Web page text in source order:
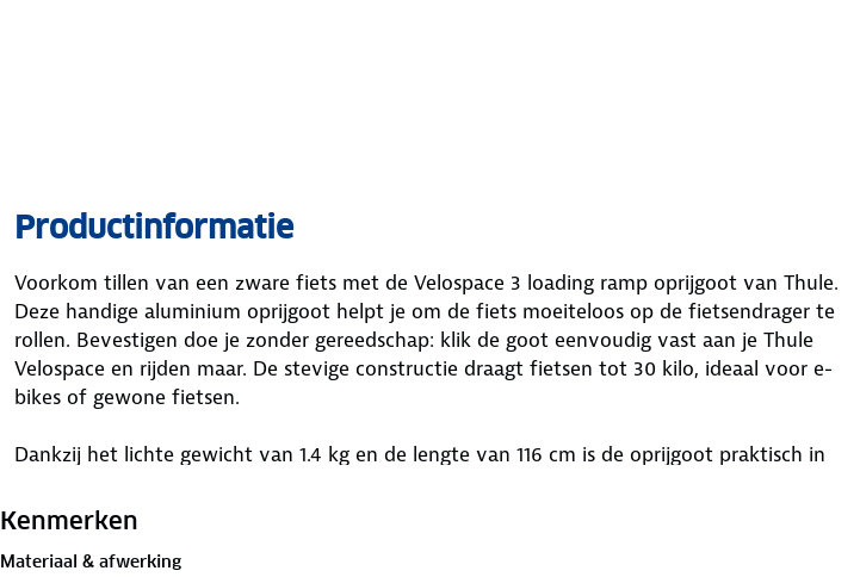
Productinformatie
Voorkom tillen van een zware fiets met de Velospace 3 loading ramp oprijgoot van Thule.
Deze handige aluminium oprijgoot helpt je om de fiets moeiteloos op de fietsendrager te
rollen. Bevestigen doe je zonder gereedschap: klik de goot eenvoudig vast aan je Thule
Velospace en rijden maar. De stevige constructie draagt fietsen tot 30 kilo, ideaal voor e-
bikes of gewone fietsen.
Dankzij het lichte gewicht van 1.4 kg en de lengte van 116 cm is de oprijgoot praktisch in
fietsendrager zelf. Zo heb je hem altijd bij de hand wanneer je op pad gaat. Klein hulpmiddel,
Kenmerken
Materiaal & afwerking